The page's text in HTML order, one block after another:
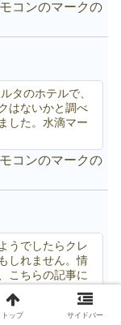
コンのマークの
タのホテルで、
はないかと調べ
した。水滴マー
コンのマークの
うでしたらクレ
しれません。情
こちらの記事に
バスターミナ
トップ サイドバー